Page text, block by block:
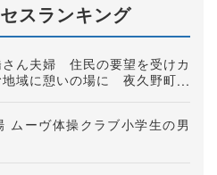
スランキング
さん夫婦 住民の要望を受けカ
域に憩いの場に 夜久野町稲
ムーヴ体操クラブ小学生の男